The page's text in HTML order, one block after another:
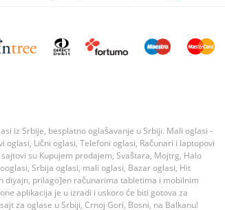
iz Srbije, besplatno oglašavanje u Srbiji. Mali oglasi -
Lični oglasi, Telefoni oglasi, Računari i laptopovi
su Kupujem prodajem, Svaštara, Mojtrg, Halo
Srbija oglasi, mali oglasi, Bazar oglasi, Hit
diyajn, prilago]en računarima tabletima i mobilnim
aplikacija je u izradi i uskoro će biti gotova za
za oglase u Srbiji, Crnoj Gori, Bosni, na Balkanu!